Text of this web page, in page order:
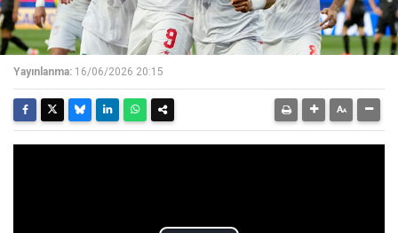
Yayınlanma: 16/06/2026 20:15